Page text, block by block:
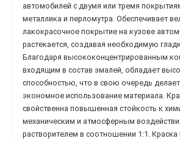
автомобилей с двумя или тремя
металлика и перломутра. Обеспечивает
лакокрасочное покрытие на кузове
растекается, создавая необходимую
Благодаря высококонцентрированным
входящим в состав эмалей, обладает
способностью, что в свою очередь
экономное использование материала.
свойственна повышенная стойкость к
механическим и атмосферным
растворителем в соотношении 1:1. Краска